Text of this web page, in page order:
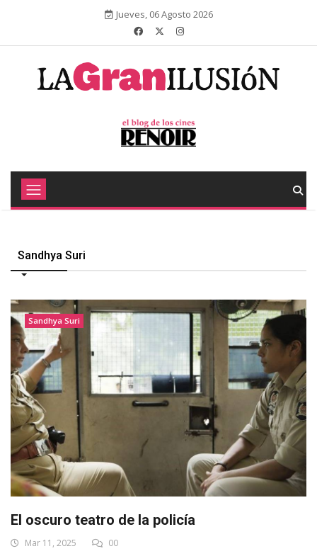
Jueves, 06 Agosto 2026
Sandhya Suri
Sandhya Suri
El oscuro teatro de la policía
Mar 11, 2025 00